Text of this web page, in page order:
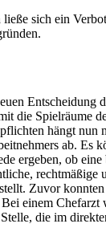
sich ein
Entscheidung
die Spielräume
hängt nun
ab. Es
ergeben, ob eine
rechtmäßige
Zuvor
einem Chefarzt
die im